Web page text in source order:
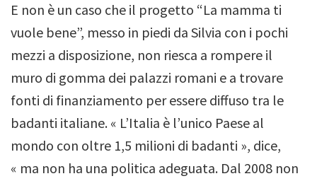
E non è un caso che il progetto “La mamma ti
vuole bene”, messo in piedi da Silvia con i pochi
mezzi a disposizione, non riesca a rompere il
muro di gomma dei palazzi romani e a trovare
fonti di finanziamento per essere diffuso tra le
badanti italiane. « L’Italia è l’unico Paese al
mondo con oltre 1,5 milioni di badanti », dice,
« ma non ha una politica adeguata. Dal 2008 non